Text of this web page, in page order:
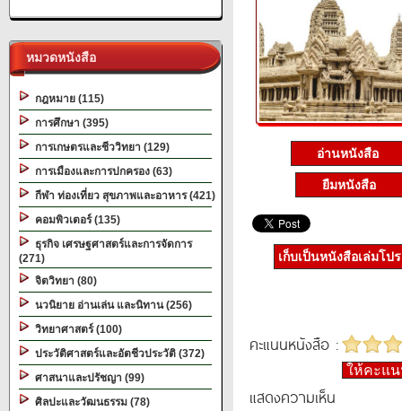
หมวดหนังสือ
กฎหมาย (115)
การศึกษา (395)
การเกษตรและชีววิทยา (129)
การเมืองและการปกครอง (63)
กีฬา ท่องเที่ยว สุขภาพและอาหาร (421)
คอมพิวเตอร์ (135)
ธุรกิจ เศรษฐศาสตร์และการจัดการ
(271)
จิตวิทยา (80)
นวนิยาย อ่านเล่น และนิทาน (256)
วิทยาศาสตร์ (100)
ประวัติศาสตร์และอัตชีวประวัติ (372)
ศาสนาและปรัชญา (99)
ศิลปะและวัฒนธรรม (78)
อ่านหนังสือ
ยืมหนังสือ
เก็บเป็นหนังสือเล่มโป
คะแนนหนังสือ :
ให้คะแ
แสดงความเห็น